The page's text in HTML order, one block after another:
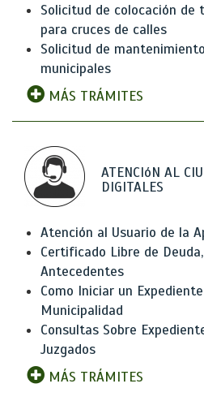
Solicitud de colocación de
para cruces de calles
Solicitud de
municipales
MÁS TRÁMITES
ATENCIóN AL
DIGITALES
Atención al Usuario de la
Certificado Libre de
Antecedentes
Como Iniciar un
Municipalidad
Consultas Sobre
Juzgados
MÁS TRÁMITES